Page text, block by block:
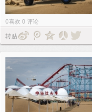
0喜欢 0 评论
转贴